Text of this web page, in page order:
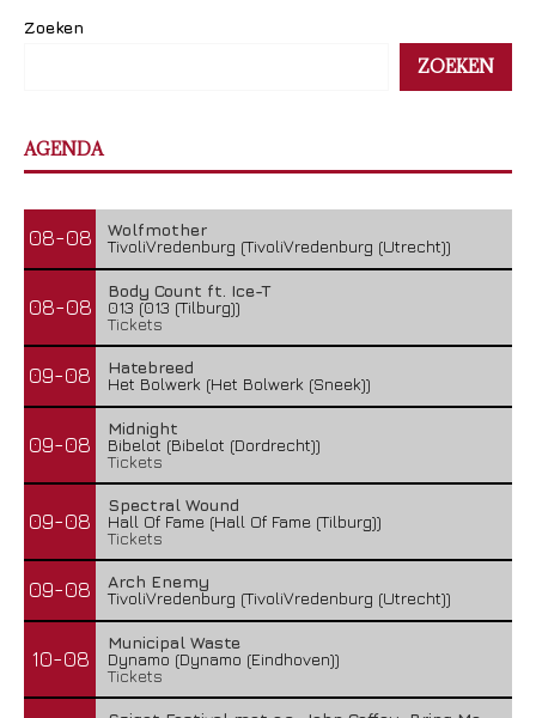
Zoeken
ZOEKEN
AGENDA
08-08
Wolfmother
TivoliVredenburg (TivoliVredenburg (Utrecht))
08-08
Body Count ft. Ice-T
013 (013 (Tilburg))
Tickets
09-08
Hatebreed
Het Bolwerk (Het Bolwerk (Sneek))
09-08
Midnight
Bibelot (Bibelot (Dordrecht))
Tickets
09-08
Spectral Wound
Hall Of Fame (Hall Of Fame (Tilburg))
Tickets
09-08
Arch Enemy
TivoliVredenburg (TivoliVredenburg (Utrecht))
10-08
Municipal Waste
Dynamo (Dynamo (Eindhoven))
Tickets